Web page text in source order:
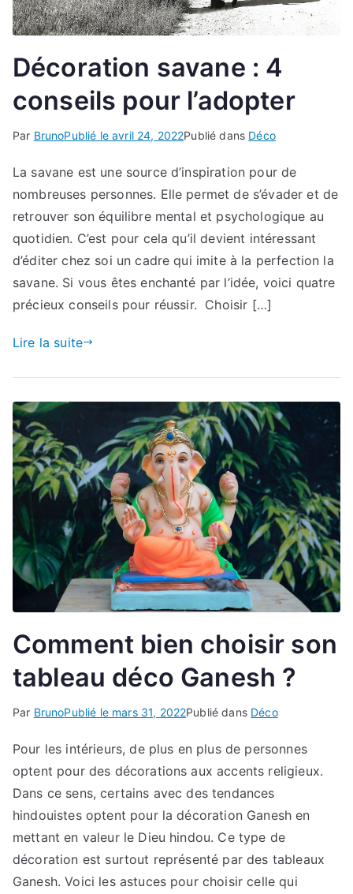
Décoration savane : 4
conseils pour l’adopter
Par BrunoPublié leavril 24, 2022Publié dans Déco
La savane est une source d’inspiration pour de
nombreuses personnes. Elle permet de s’évader et de
retrouver son équilibre mental et psychologique au
quotidien. C’est pour cela qu’il devient intéressant
d’éditer chez soi un cadre qui imite à la perfection la
savane. Si vous êtes enchanté par l’idée, voici quatre
précieux conseils pour réussir. Choisir […]
Lire la suite
Comment bien choisir son
tableau déco Ganesh ?
Par BrunoPublié le mars 31, 2022Publié dans Déco
Pour les intérieurs, de plus en plus de personnes
optent pour des décorations aux accents religieux.
Dans ce sens, certains avec des tendances
hindouistes optent pour la décoration Ganesh en
mettant en valeur le Dieu hindou. Ce type de
décoration est surtout représenté par des tableaux
Ganesh. Voici les astuces pour choisir celle qui